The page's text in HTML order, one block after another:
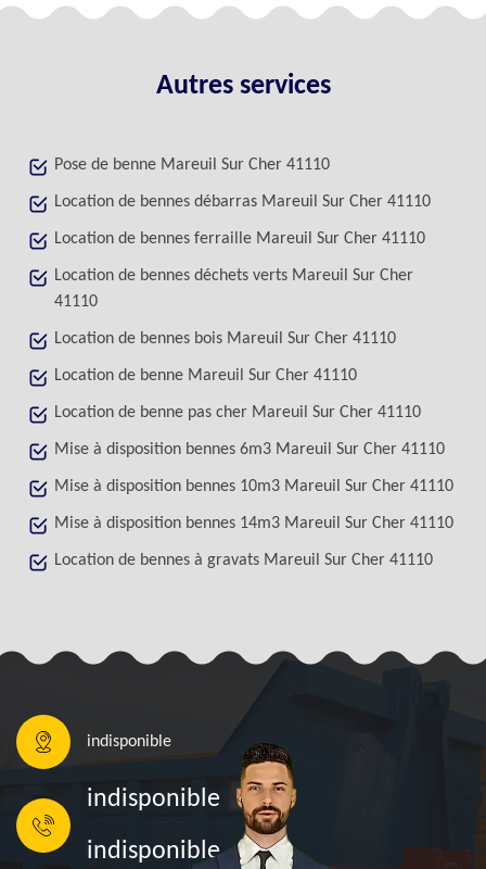
Autres services
Pose de benne Mareuil Sur Cher 41110
Location de bennes débarras Mareuil Sur Cher 41110
Location de bennes ferraille Mareuil Sur Cher 41110
Location de bennes déchets verts Mareuil Sur Cher
41110
Location de bennes bois Mareuil Sur Cher 41110
Location de benne Mareuil Sur Cher 41110
Location de benne pas cher Mareuil Sur Cher 41110
Mise à disposition bennes 6m3 Mareuil Sur Cher 41110
Mise à disposition bennes 10m3 Mareuil Sur Cher 41110
Mise à disposition bennes 14m3 Mareuil Sur Cher 41110
Location de bennes à gravats Mareuil Sur Cher 41110
indisponible
indisponible
indisponible